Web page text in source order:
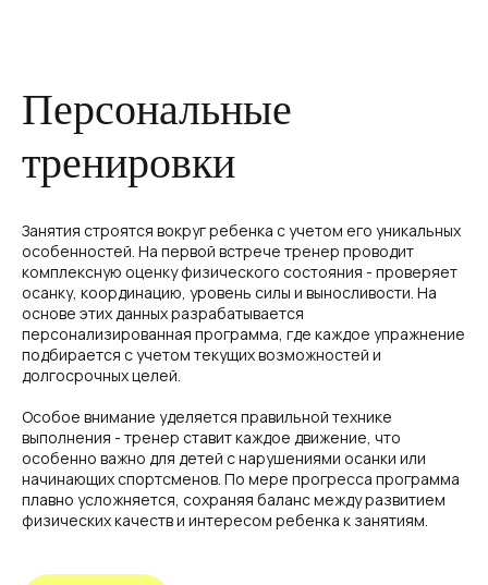
Персональные
тренировки
Занятия строятся вокруг ребенка с учетом его уникальных
особенностей. На первой встрече тренер проводит
комплексную оценку физического состояния - проверяет
осанку, координацию, уровень силы и выносливости. На
основе этих данных разрабатывается
персонализированная программа, где каждое упражнение
подбирается с учетом текущих возможностей и
долгосрочных целей.
Особое внимание уделяется правильной технике
выполнения - тренер ставит каждое движение, что
особенно важно для детей с нарушениями осанки или
начинающих спортсменов. По мере прогресса программа
плавно усложняется, сохраняя баланс между развитием
физических качеств и интересом ребенка к занятиям.